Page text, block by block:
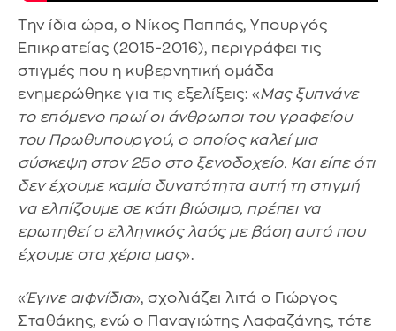
Την ίδια ώρα, ο Νίκος Παππάς, Υπουργός
Επικρατείας (2015-2016), περιγράφει τις
στιγμές που η κυβερνητική ομάδα
ενημερώθηκε για τις εξελίξεις: «Μας ξυπνάνε
το επόμενο πρωί οι άνθρωποι του γραφείου
του Πρωθυπουργού, ο οποίος καλεί μια
σύσκεψη στον 25ο στο ξενοδοχείο. Και είπε ότι
δεν έχουμε καμία δυνατότητα αυτή τη στιγμή
να ελπίζουμε σε κάτι βιώσιμο, πρέπει να
ερωτηθεί ο ελληνικός λαός με βάση αυτό που
έχουμε στα χέρια μας».
«Έγινε αιφνίδια», σχολιάζει λιτά ο Γιώργος
Σταθάκης, ενώ ο Παναγιώτης Λαφαζάνης, τότε